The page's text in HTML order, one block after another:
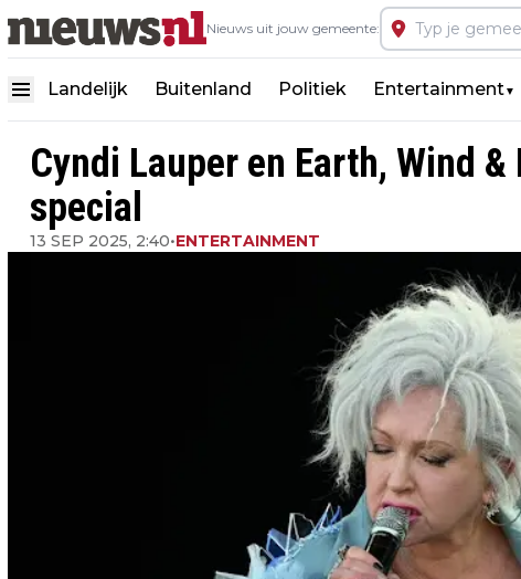
Nieuws uit jouw gemeente:
Landelijk Buitenland Politiek Entertainment▼
Cyndi Lauper en Earth, Wind
special
13 SEP 2025, 2:40•ENTERTAINMENT